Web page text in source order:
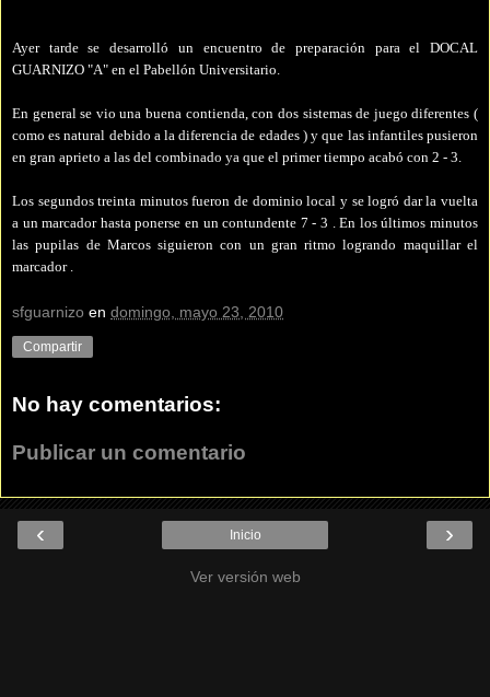
Ayer tarde se desarrolló un encuentro de preparación para el DOCAL
GUARNIZO "A" en el Pabellón Universitario.
En general se vio una buena contienda, con dos sistemas de juego diferentes (
como es natural debido a la diferencia de edades ) y que las infantiles pusieron
en gran aprieto a las del combinado ya que el primer tiempo acabó con 2 - 3.
Los segundos treinta minutos fueron de dominio local y se logró dar la vuelta
a un marcador hasta ponerse en un contundente 7 - 3 . En los últimos minutos
las pupilas de Marcos siguieron con un gran ritmo logrando maquillar el
marcador .
sfguarnizo en domingo, mayo 23, 2010
Compartir
No hay comentarios:
Publicar un comentario
‹ ›
Inicio
Ver versión web